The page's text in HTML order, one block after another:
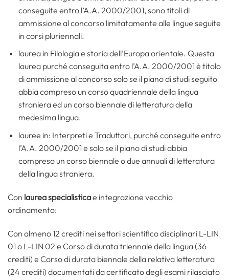
conseguite entro l’A.A. 2000/2001, sono titoli di
ammissione al concorso limitatamente alle lingue seguite
in corsi pluriennali.
laurea in Filologia e storia dell’Europa orientale. Questa
laurea purché conseguita entro l’A.A. 2000/2001 è titolo
di ammissione al concorso solo se il piano di studi seguito
abbia compreso un corso quadriennale della lingua
straniera ed un corso biennale di letteratura della
medesima lingua.
lauree in: Interpreti e Traduttori, purché conseguite entro
l’A.A. 2000/2001 e solo se il piano di studi abbia
compreso un corso biennale o due annuali di letteratura
della lingua straniera.
Con laurea specialisticae integrazione vecchio
ordinamento:
Con almeno 12 crediti nei settori scientifico disciplinari L-LIN
01 o L-LIN 02 e Corso di durata triennale della lingua (36
crediti) e Corso di durata biennale della relativa letteratura
(24 crediti) documentati da certificato degli esami rilasciato